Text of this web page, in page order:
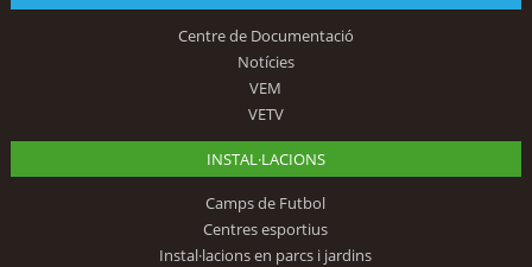
Centre de Documentació
Notícies
VEM
VETV
INSTAL·LACIONS
Camps de Futbol
Centres esportius
Instal·lacions en parcs i jardins